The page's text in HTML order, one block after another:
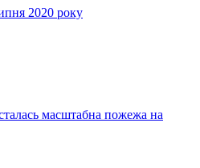
2020 року
масштабна пожежа на